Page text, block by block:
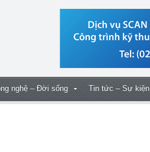
nghệ – Đời sống Tin tức – Sự kiện